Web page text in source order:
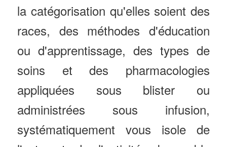
la catégorisation qu'elles soient des
races, des méthodes d'éducation
ou d'apprentissage, des types de
soins et des pharmacologies
appliquées sous blister ou
administrées sous infusion,
systématiquement vous isole de